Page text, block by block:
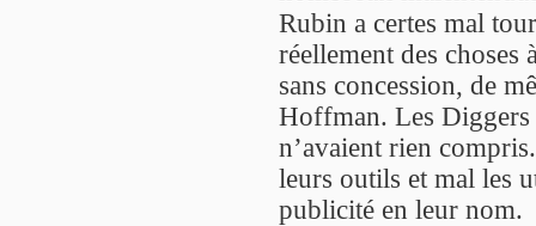
Rubin a certes mal
réellement des
sans concession, de
Hoffman. Les Diggers
n’avaient rien
leurs outils et mal les
publicité en leur nom.